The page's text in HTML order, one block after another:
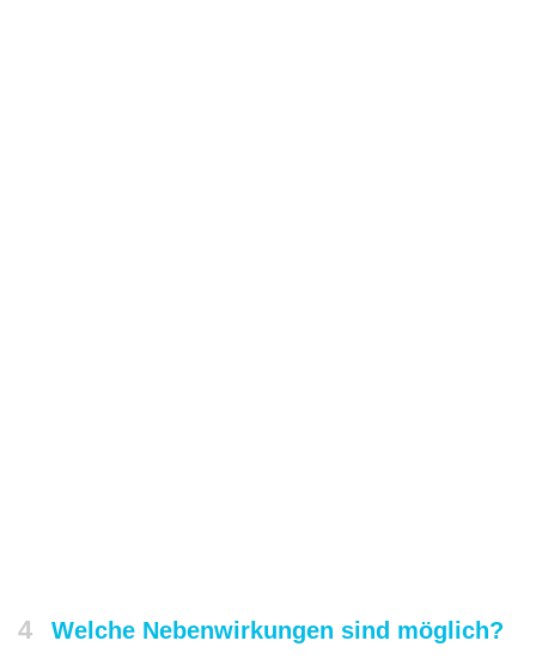
4 Welche Nebenwirkungen sind möglich?